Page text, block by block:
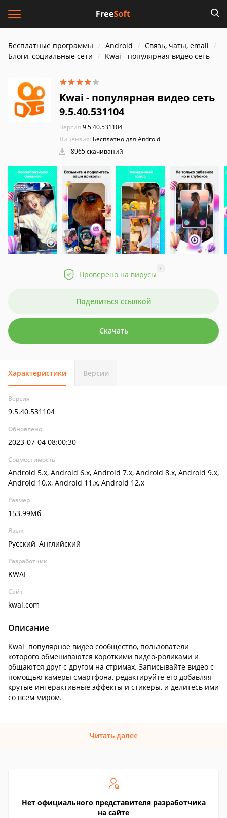
Бесплатные программы Android
Связь, чаты, email
Блоги, социальные сети
Kwai - популярная видео сеть
Kwai - популярная видео сеть
9.5.40.531104
Версия:9.5.40.531104
Лицензия: Бесплатно для Android
8965 скачиваний
Проверено на вирусы
?
Поделиться ссылкой
Скачать
Характеристики Версии
Версия
9.5.40.531104
Обновлено
2023-07-04 08:00:30
Совместимость
Android 5.x, Android 6.x, Android 7.x, Android 8.x, Android 9.x,
Android 10.x, Android 11.x, Android 12.x
Размер
153.99Мб
Язык
Русский, Английский
Разработчик
KWAI
Сайт
kwai.com
Описание
Kwai популярное видео сообщество, пользователи
которого обмениваются короткими видео-роликами и
общаются друг с другом на стримах. Записывайте видео с
помощью камеры смартфона, редактируйте его добавляя
крутые интерактивные эффекты и стикеры, и делитесь ими
со всем миром.
Читать далее
Нет официального представителя разработчика
на сайте